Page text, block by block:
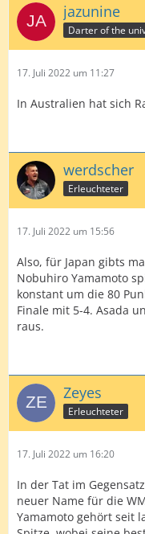
jazunine
Darter of the
17. Juli 2022 um 11:27
In Australien hat sich
werdscher
Erleuchteter
17. Juli 2022 um 15:56
Also, für Japan gibts
Nobuhiro Yamamoto
konstant um die 80
Finale mit 5-4. Asada
raus.
Zeyes
Erleuchteter
17. Juli 2022 um 16:20
In der Tat im
neuer Name für die
Yamamoto gehört seit